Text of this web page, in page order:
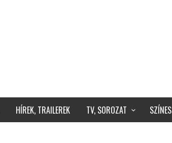
HÍREK, TRAILEREK TV, SOROZAT SZÍNES